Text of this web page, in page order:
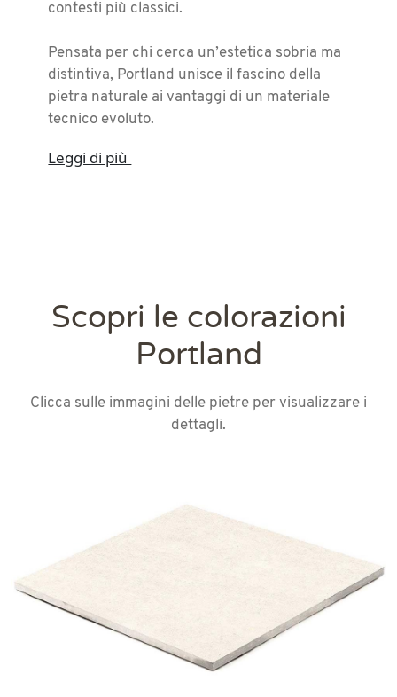
contesti più classici.
Pensata per chi cerca un’estetica sobria ma
distintiva, Portland unisce il fascino della
pietra naturale ai vantaggi di un materiale
tecnico evoluto.
Leggi di più
Scopri le colorazioni
Portland
Clicca sulle immagini delle pietre per visualizzare i
dettagli.